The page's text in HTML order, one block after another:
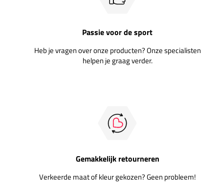
Passie voor de sport
Heb je vragen over onze producten? Onze specialisten
helpen je graag verder.
Gemakkelijk retourneren
Verkeerde maat of kleur gekozen? Geen probleem!